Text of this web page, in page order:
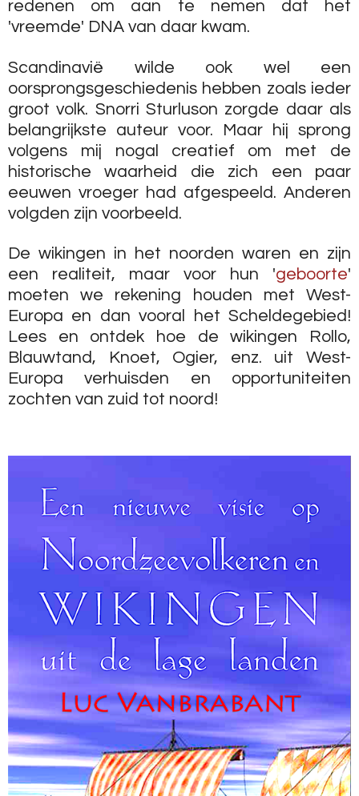
redenen om aan te nemen dat het
'vreemde' DNA van daar kwam.
Scandinavië wilde ook wel een
oorsprongsgeschiedenis hebben zoals ieder
groot volk. Snorri Sturluson zorgde daar als
belangrijkste auteur voor. Maar hij sprong
volgens mij nogal creatief om met de
historische waarheid die zich een paar
eeuwen vroeger had afgespeeld. Anderen
volgden zijn voorbeeld.
De wikingen in het noorden waren en zijn
een realiteit, maar voor hun 'geboorte'
moeten we rekening houden met West-
Europa en dan vooral het Scheldegebied!
Lees en ontdek hoe de wikingen Rollo,
Blauwtand, Knoet, Ogier, enz. uit West-
Europa verhuisden en opportuniteiten
zochten van zuid tot noord!